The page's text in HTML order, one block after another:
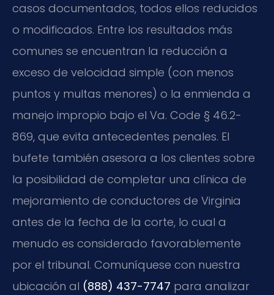
casos documentados, todos ellos reducidos
o modificados. Entre los resultados más
comunes se encuentran la reducción a
exceso de velocidad simple (con menos
puntos y multas menores) o la enmienda a
manejo impropio bajo el Va. Code § 46.2-
869, que evita antecedentes penales. El
bufete también asesora a los clientes sobre
la posibilidad de completar una clínica de
mejoramiento de conductores de Virginia
antes de la fecha de la corte, lo cual a
menudo es considerado favorablemente
por el tribunal. Comuníquese con nuestra
ubicación al (888) 437-7747 para analizar